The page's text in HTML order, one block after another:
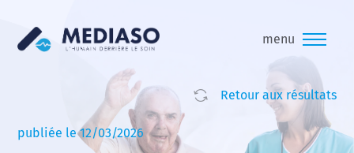
menu
Retour aux résultats
publiée le 12/03/2026